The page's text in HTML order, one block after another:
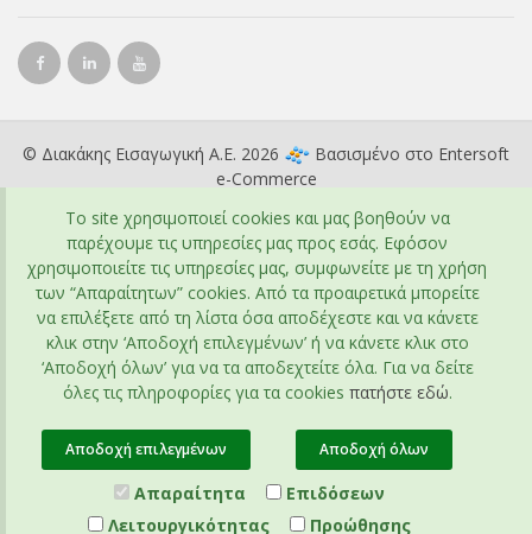
© Διακάκης Εισαγωγική Α.Ε. 2026 Βασισμένο στο Entersoft
e-Commerce
To site χρησιμοποιεί cookies και μας βοηθούν να
παρέχουμε τις υπηρεσίες μας προς εσάς. Εφόσον
χρησιμοποιείτε τις υπηρεσίες μας, συμφωνείτε με τη χρήση
των “Απαραίτητων” cookies. Από τα προαιρετικά μπορείτε
να επιλέξετε από τη λίστα όσα αποδέχεστε και να κάνετε
κλικ στην ‘Αποδοχή επιλεγμένων’ ή να κάνετε κλικ στο
‘Αποδοχή όλων’ για να τα αποδεχτείτε όλα. Για να δείτε
όλες τις πληροφορίες για τα cookies πατήστε εδώ.
Αποδοχή επιλεγμένων Αποδοχή όλων
Απαραίτητα
Επιδόσεων
Λειτουργικότητας
Προώθησης